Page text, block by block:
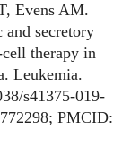
Evens AM.
secretory
therapy in
Leukemia.
s41375-019-
PMCID: